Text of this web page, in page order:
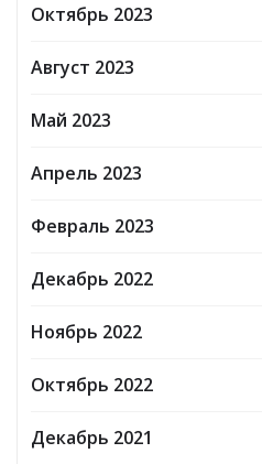
Октябрь 2023
Август 2023
Май 2023
Апрель 2023
Февраль 2023
Декабрь 2022
Ноябрь 2022
Октябрь 2022
Декабрь 2021